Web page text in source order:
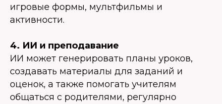
игровые формы, мультфильмы и
активности.
4. ИИ и преподавание
ИИ может генерировать планы уроков,
создавать материалы для заданий и
оценок, а также помогать учителям
общаться с родителями, регулярно